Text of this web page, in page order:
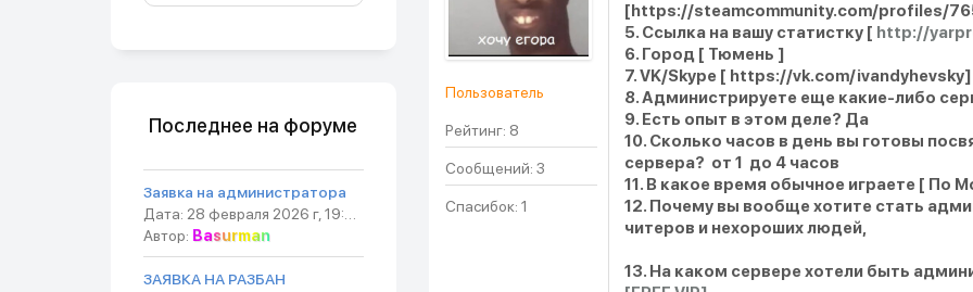
Пользователь
Рейтинг: 8
Сообщений: 3
Спасибок: 1
[https://steamcommunity.com/profiles/
5. Ссылка на вашу статистку [ http://
6. Город [ Тюмень ]
7. VK/Skype [ https://vk.com/ivandyhevsky]
8. Администрируете еще какие-либо
9. Есть опыт в этом деле? Да
10. Сколько часов в день вы готовы
сервера? от 1 до 4 часов
11. В какое время обычное играете [ По
12. Почему вы вообще хотите стать
читеров и нехороших людей,
13. На каком сервере хотели быть
Последнее на форуме
Заявка на администратора
Автор: Basurman
ЗАЯВКА НА РАЗБАН